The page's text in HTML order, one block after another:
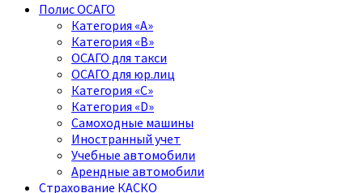
Полис ОСАГО
Категория «A»
Категория «B»
ОСАГО для такси
ОСАГО для юр.лиц
Категория «C»
Категория «D»
Самоходные машины
Иностранный учет
Учебные автомобили
Арендные автомобили
Страхование КАСКО